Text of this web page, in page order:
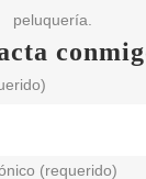
peluquería.
(requerido)